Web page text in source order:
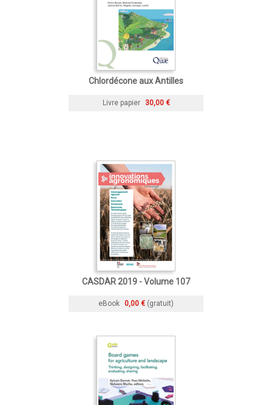
Chlordécone aux Antilles
Livre papier 30,00 €
CASDAR 2019 - Volume 107
eBook 0,00 € (gratuit)